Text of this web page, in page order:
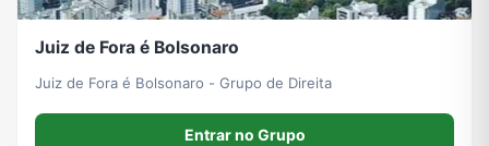
Juiz de Fora é Bolsonaro
Juiz de Fora é Bolsonaro - Grupo de Direita
Entrar no Grupo